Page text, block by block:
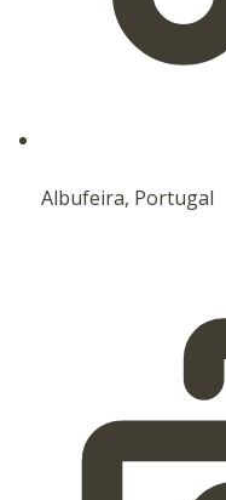
Albufeira, Portugal